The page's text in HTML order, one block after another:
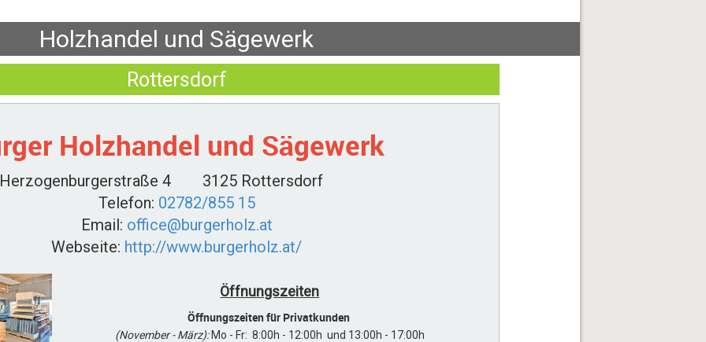
Holzhandel und Sägewerk
Rottersdorf
Holzhandel und Sägewerk
Herzogenburgerstraße 4
3125 Rottersdorf
Telefon: 02782/855 15
Email: office@burgerholz.at
Webseite: http://www.burgerholz.at/
Öffnungszeiten
Öffnungszeiten für Privatkunden
(November - März): Mo - Fr: 8:00h - 12:00h und 13:00h - 17:00h